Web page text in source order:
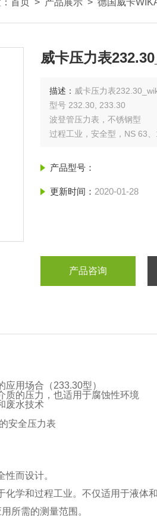
首页 > 产品展示 > 德国威卡
威卡压力表
描述： 威卡压力表
型号 232.30, 233.30
波登管压力表，不锈钢型
过程工业，安全型，NS 63
产品型号：
更新时间： 2020-01-28
产品咨询
用场合（233.30型）
质的压力，也适用于腐蚀性环境
废水技术
安全压力表
而设计。
学和过程工业。不仅适用于液体
所需的测量范围。